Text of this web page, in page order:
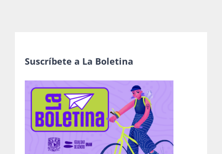
Suscríbete a La Boletina